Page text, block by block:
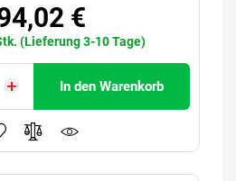
€
(Lieferung 3-10 Tage)
In den Warenkorb